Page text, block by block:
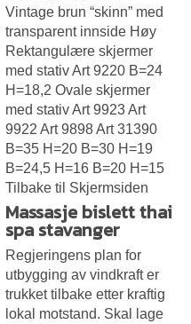
Vintage brun “skinn” med
transparent innside Høy
Rektangulære skjermer
med stativ Art 9220 B=24
H=18,2 Ovale skjermer
med stativ Art 9923 Art
9922 Art 9898 Art 31390
B=35 H=20 B=30 H=19
B=24,5 H=16 B=20 H=15
Tilbake til Skjermsiden
Massasje bislett thai
spa stavanger
Regjeringens plan for
utbygging av vindkraft er
trukket tilbake etter kraftig
lokal motstand. Skal lage